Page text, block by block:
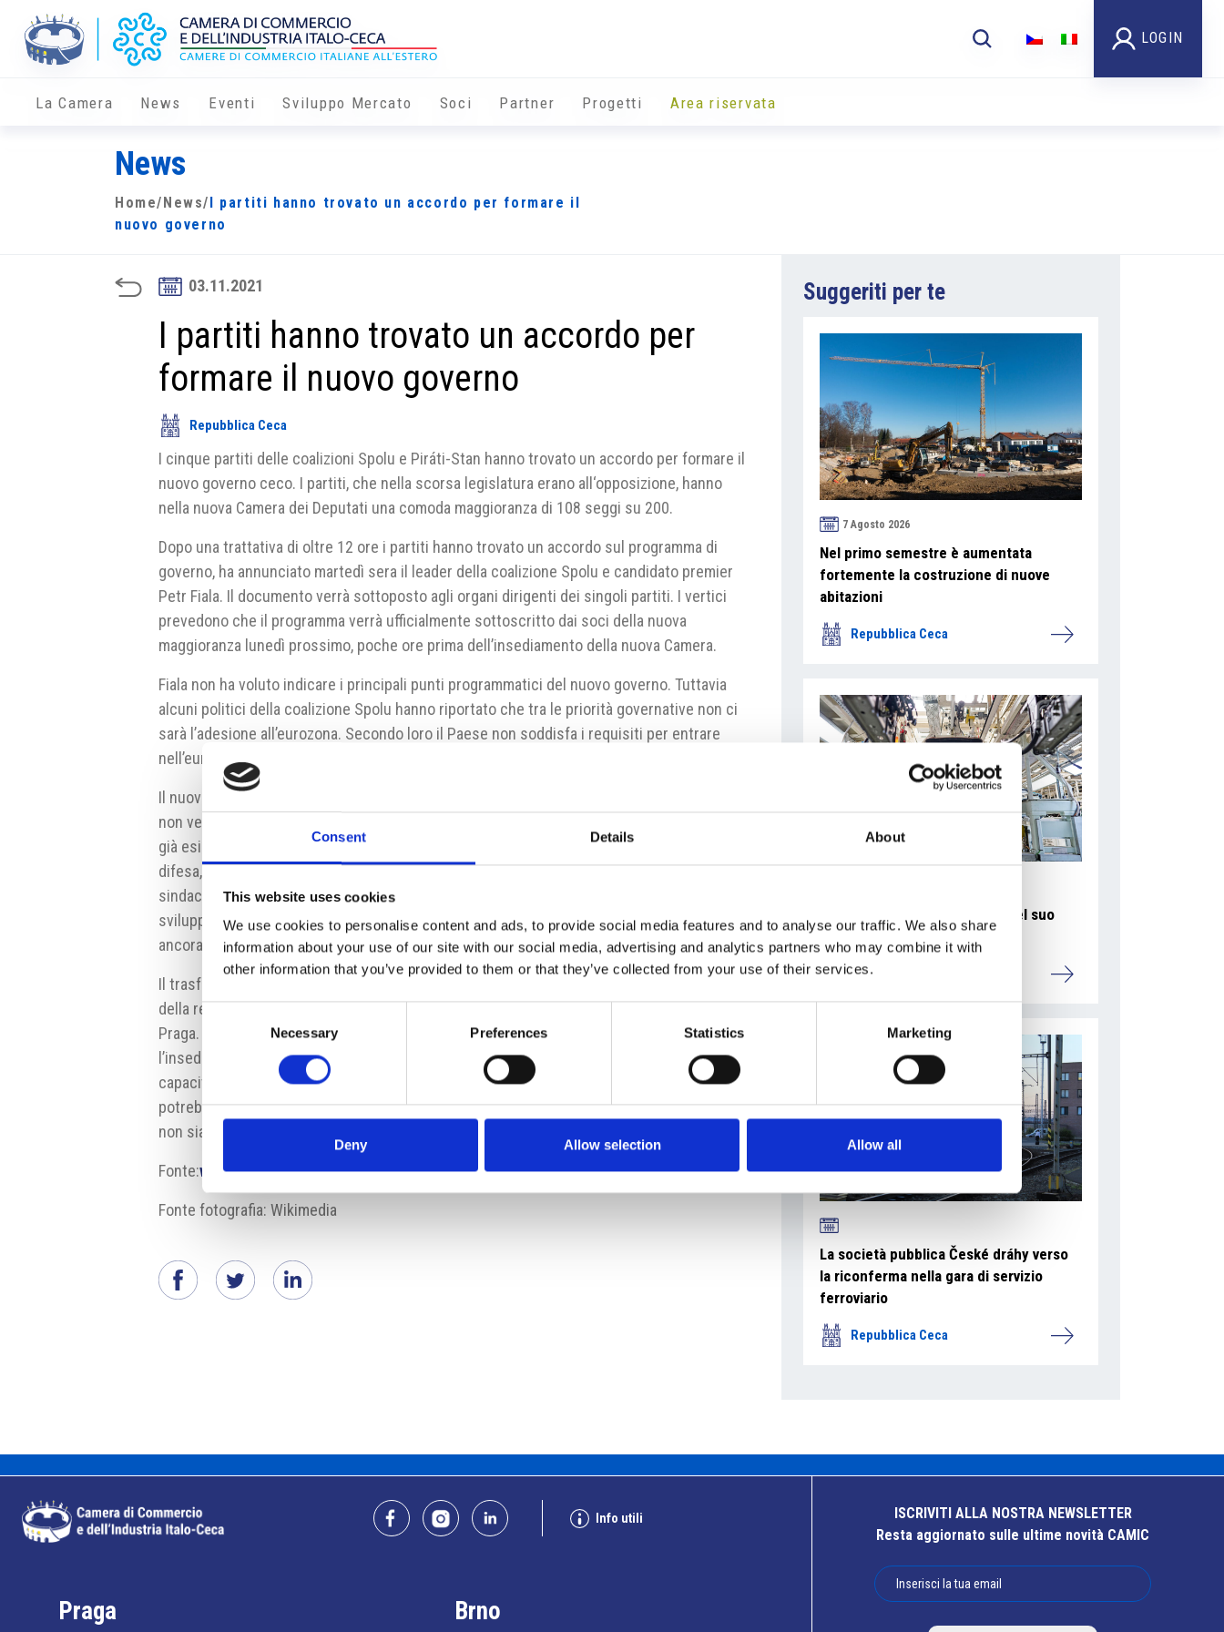
Consent Details About
This website uses cookies
We use cookies to personalise content and ads, to provide social media features and to analyse our traffic. We also share
information about your use of our site with our social media, advertising and analytics partners who may combine it with
other information that you’ve provided to them or that they’ve collected from your use of their services.
Consent
Necessary Preferences Statistics Marketing
Deny Allow selection Allow all
LOGIN
La Camera News Eventi Sviluppo Mercato Soci Partner Progetti Area riservata
News
Home/ News/
I partiti hanno trovato un accordo per formare il
nuovo governo
03.11.2021
I partiti hanno trovato un accordo per
formare il nuovo governo
Repubblica Ceca
I cinque partiti delle coalizioni Spolu e Piráti-Stan hanno trovato un accordo per formare il
nuovo governo ceco. I partiti, che nella scorsa legislatura erano all‘opposizione, hanno
nella nuova Camera dei Deputati una comoda maggioranza di 108 seggi su 200.
Dopo una trattativa di oltre 12 ore i partiti hanno trovato un accordo sul programma di
governo, ha annunciato martedì sera il leader della coalizione Spolu e candidato premier
Petr Fiala. Il documento verrà sottoposto agli organi dirigenti dei singoli partiti. I vertici
prevedono che il programma verrà ufficialmente sottoscritto dai soci della nuova
maggioranza lunedì prossimo, poche ore prima dell’insediamento della nuova Camera.
Fiala non ha voluto indicare i principali punti programmatici del nuovo governo. Tuttavia
alcuni politici della coalizione Spolu hanno riportato che tra le priorità governative non ci
sarà l’adesione all’eurozona. Secondo loro il Paese non soddisfa i requisiti per entrare
nell’euro e l’adesione non sarebbe ora vantaggiosa per la Repubblica Ceca.
Il nuovo governo avrà 18 membri, tre in più dell’esecutivo uscente. Secondo Fiala tuttavia
non verranno creati “nuovi uffici”. I nuovi ministri serviranno a coordinare meglio agende
già esistenti. Alla coalizione Spolu andranno 11 posti, tra cui i dicasteri delle finanze,
difesa, trasporti, sanità, lavoro e affari sociali e giustizia. La coalizione tra i Pirati e i
sindaci di STAN avrà sette ministeri, tra cui quello dell’interno, degli affari esteri, dello
sviluppo locale, istruzione e industria e commercio. I nomi dei singoli ministri non sono
ancora noti.
Il trasferimento dei poteri dal vecchio al nuovo governo dipenderà anche dal presidente
della repubblica Miloš Zeman, che si trova in terapia intensiva dell’ospedale militare di
Praga. Il presidente riceverà Fiala appena uscirà dalla terapia intensiva. Dopo
l’insediamento della Camera il Parlamento si occuperà dello stato di salute e della
capacità di esercitare i propri poteri del capo dello Stato. I deputati e i senatori
potrebbero votare un trasferimento dei poteri presidenziali, qualora ritengano che Zeman
non sia in grado di esercitare le sue funzioni.
Fonte:www.ceskenoviny.cz
Fonte fotografia: Wikimedia
Suggeriti per te
7 Agosto 2026
Nel primo semestre è aumentata
fortemente la costruzione di nuove
abitazioni
Repubblica Ceca
La Škoda avvia la produzione del suo
SUV Peaq
Repubblica Ceca
La società pubblica České dráhy verso
la riconferma nella gara di servizio
ferroviario
Repubblica Ceca
Info utili
Praga Brno
ISCRIVITI ALLA NOSTRA NEWSLETTER
Resta aggiornato sulle ultime novità CAMIC